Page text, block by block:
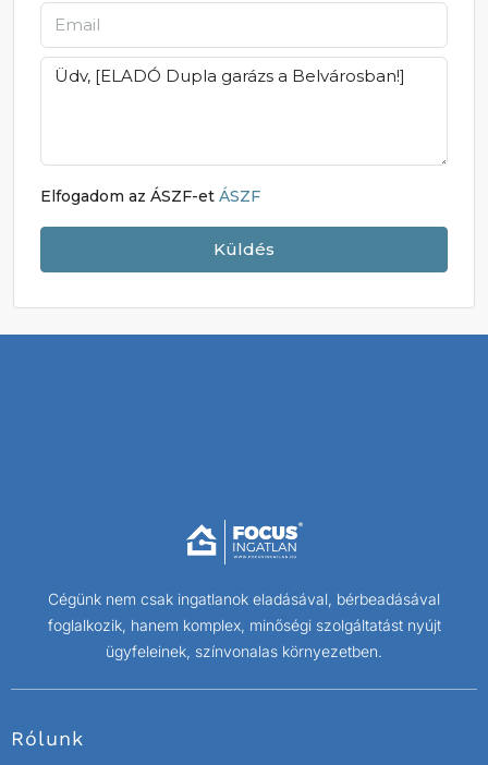
Elfogadom az ÁSZF-et ÁSZF
Küldés
Cégünk nem csak ingatlanok eladásával, bérbeadásával
foglalkozik, hanem komplex, minőségi szolgáltatást nyújt
ügyfeleinek, színvonalas környezetben.
Rólunk